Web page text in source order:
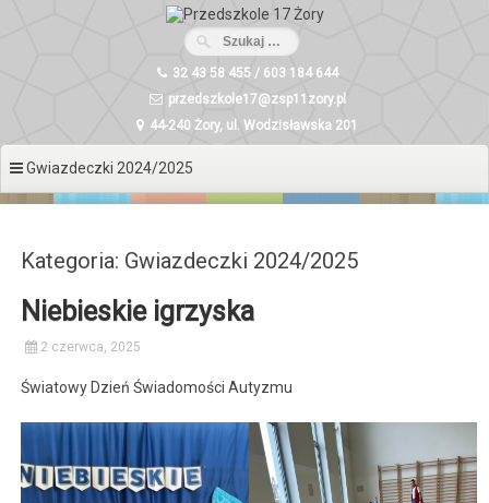
32 43 58 455 / 603 184 644
przedszkole17@zsp11zory.pl
44-240 Żory, ul. Wodzisławska 201
Gwiazdeczki 2024/2025
Kategoria: Gwiazdeczki 2024/2025
Niebieskie igrzyska
2 czerwca, 2025
Światowy Dzień Świadomości Autyzmu